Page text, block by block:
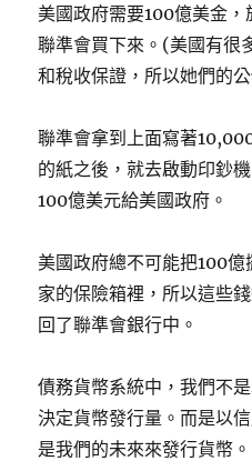
美國政府需要100億美金
聯準會買下來。(美國有很
和稅收保證，所以她們的
聯準會拿到上面寫著
的紙之後，就去啟動印鈔
100億美元給美國政府。
美國政府總不可能把100
家的保險箱裡，所以這些
回了聯準會銀行中。
債務貨幣系統中，我們不
決定貨幣發行量。而是以
是我們的未來來發行貨幣。